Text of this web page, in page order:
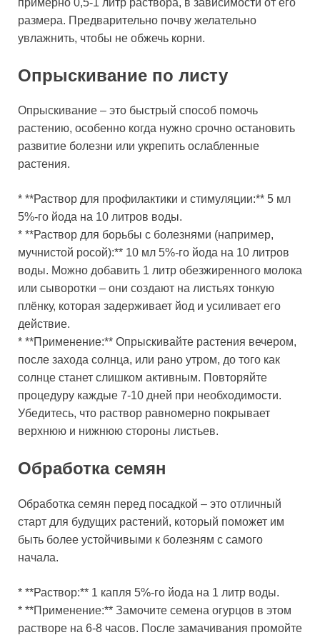
размера. Предварительно почву желательно
увлажнить, чтобы не обжечь корни.
Опрыскивание по листу
Опрыскивание – это быстрый способ помочь
растению, особенно когда нужно срочно остановить
развитие болезни или укрепить ослабленные
растения.
* **Раствор для профилактики и стимуляции:** 5 мл
5%-го йода на 10 литров воды.
* **Раствор для борьбы с болезнями (например,
мучнистой росой):** 10 мл 5%-го йода на 10 литров
воды. Можно добавить 1 литр обезжиренного молока
или сыворотки – они создают на листьях тонкую
плёнку, которая задерживает йод и усиливает его
действие.
* **Применение:** Опрыскивайте растения вечером,
после захода солнца, или рано утром, до того как
солнце станет слишком активным. Повторяйте
процедуру каждые 7-10 дней при необходимости.
Убедитесь, что раствор равномерно покрывает
верхнюю и нижнюю стороны листьев.
Обработка семян
Обработка семян перед посадкой – это отличный
старт для будущих растений, который поможет им
быть более устойчивыми к болезням с самого
начала.
* **Раствор:** 1 капля 5%-го йода на 1 литр воды.
* **Применение:** Замочите семена огурцов в этом
растворе на 6-8 часов. После замачивания промойте